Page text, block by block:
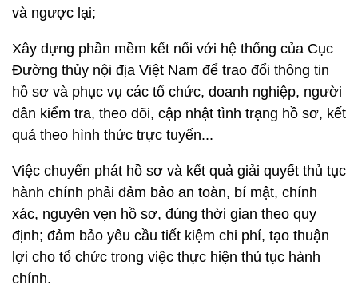
và ngược lại;
Xây dựng phần mềm kết nối với hệ thống của Cục
Đường thủy nội địa Việt Nam để trao đổi thông tin
hồ sơ và phục vụ các tổ chức, doanh nghiệp, người
dân kiểm tra, theo dõi, cập nhật tình trạng hồ sơ, kết
quả theo hình thức trực tuyến...
Việc chuyển phát hồ sơ và kết quả giải quyết thủ tục
hành chính phải đảm bảo an toàn, bí mật, chính
xác, nguyên vẹn hồ sơ, đúng thời gian theo quy
định; đảm bảo yêu cầu tiết kiệm chi phí, tạo thuận
lợi cho tổ chức trong việc thực hiện thủ tục hành
chính.